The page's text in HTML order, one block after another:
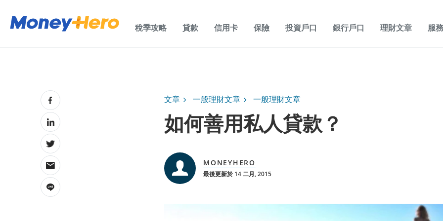
稅季攻略 貸款 信用卡 保險 投資戶口 銀行戶口 理財文章 服
文章 一般理財文章 一般理財文章
如何善用私人貸款？
MONEYHERO
最後更新於 14 二月, 2015